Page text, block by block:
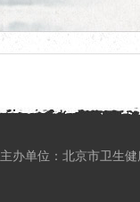
主办单位：北京市卫生